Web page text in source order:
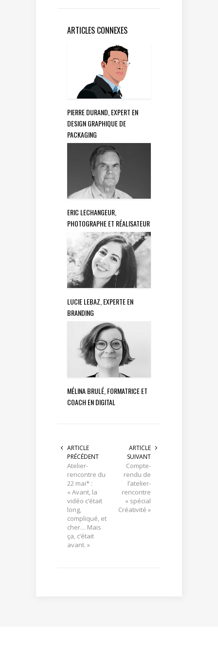
ARTICLES CONNEXES
PIERRE DURAND, EXPERT EN
DESIGN GRAPHIQUE DE
PACKAGING
ERIC LECHANGEUR,
PHOTOGRAPHE ET RÉALISATEUR
LUCIE LEBAZ, EXPERTE EN
BRANDING
MÉLINA BRULÉ, FORMATRICE ET
COACH EN DIGITAL
ARTICLE
PRÉCÉDENT
Atelier-
rencontre du
22 mai* :
« Avant, la
vidéo c’était
long,
compliqué, et
cher… Mais
ça, c’était
avant. »
ARTICLE
SUIVANT
Compte-
rendu de
l’atelier-
rencontre
« spécial
Créativité »